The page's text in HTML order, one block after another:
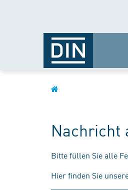
Nachricht
Bitte füllen Sie alle
Hier finden Sie